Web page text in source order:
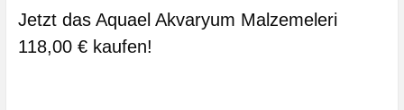
Jetzt das Aquael Akvaryum Malzemeleri
118,00 € kaufen!